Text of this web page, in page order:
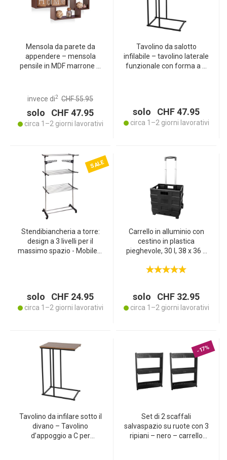
Mensola da parete da
appendere – mensola
pensile in MDF marrone –
decorazioni, cucina e
kg
invece di2 CHF 55.95
solo CHF 47.95
circa 1–2 giorni lavorativi
Tavolino da salotto
infilabile – tavolino laterale
funzionale con forma a C
solo CHF 47.95
circa 1–2 giorni lavorativi
SALE
Stendibiancheria a torre:
design a 3 livelli per il
massimo spazio - Mobile e
solo CHF 24.95
circa 1–2 giorni lavorativi
Carrello in alluminio con
cestino in plastica
pieghevole, 30 l, 38 x 36 x
solo CHF 32.95
circa 1–2 giorni lavorativi
Tavolino da infilare sotto il
divano – Tavolino
d’appoggio a C per
-17%
Set di 2 scaffali
salvaspazio su ruote con 3
ripiani – nero – carrello